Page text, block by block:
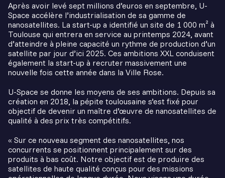
Après avoir levé sept millions d’euros en septembre, U-
Space accélère l’industrialisation de sa gamme de
nanosatellites. La start-up a identifié un site de 1 000 m² à
Toulouse qui entrera en service au printemps 2024, avant
d’atteindre à pleine capacité un rythme de production d’un
satellite par jour d’ici 2025. Ces ambitions XXL conduisent
également la start-up à recruter massivement une
nouvelle fois cette année dans la Ville Rose.
U-Space se donne les moyens de ses ambitions. Depuis sa
création en 2018, la pépite toulousaine s’est fixé pour
objectif de devenir un maître d’œuvre de nanosatellites de
qualité à des prix très compétitifs.
« Sur ce nouveau segment des nanosatellites, nos
concurrents se positionnent principalement sur des
produits à bas coût. Notre objectif est de produire des
satellites de haute qualité conçus pour des missions